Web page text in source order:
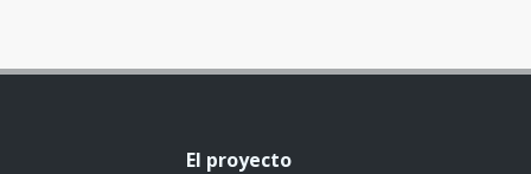
El proyecto